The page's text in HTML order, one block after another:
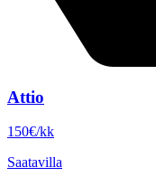
Attio
150€/kk
Saatavilla